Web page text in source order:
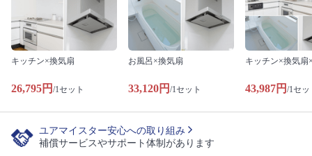
キッチン×換気扇
26,795円 /1セット
お風呂×換気扇
33,120円 /1セット
キッチン×換気扇
43,987円 /1セッ
ユアマイスター安心への取り組み
補償サービスやサポート体制があります